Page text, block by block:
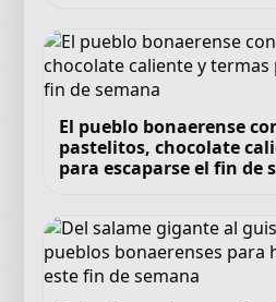
El pueblo bonaerense
pastelitos, chocolate
para escaparse el fin de